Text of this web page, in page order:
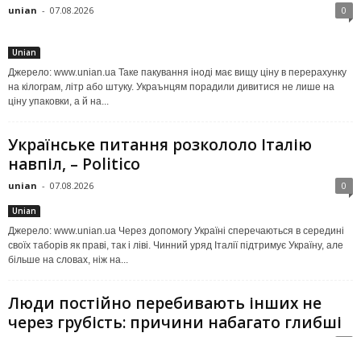
unian - 07.08.2026 0
Unian
Джерело: www.unian.ua Таке пакування іноді має вищу ціну в перерахунку
на кілограм, літр або штуку. Украънцям порадили дивитися не лише на
ціну упаковки, а й на...
Українське питання розкололо Італію
навпіл, – Politico
unian - 07.08.2026 0
Unian
Джерело: www.unian.ua Через допомогу Україні сперечаються в середині
своїх таборів як праві, так і ліві. Чинний уряд Італії підтримує Україну, але
більше на словах, ніж на...
Люди постійно перебивають інших не
через грубість: причини набагато глибші